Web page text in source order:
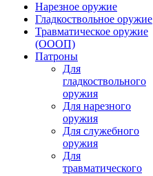
Нарезное оружие
Гладкоствольное оружие
Травматическое оружие
(ОООП)
Патроны
Для
гладкоствольного
оружия
Для нарезного
оружия
Для служебного
оружия
Для
травматического